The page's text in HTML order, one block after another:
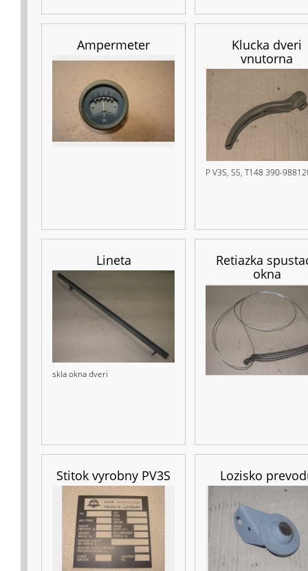
Ampermeter
Klucka dveri
vnutorna
P V3S, S5, T148 390-
Lineta
skla okna dveri
Retiazka
okna
Stitok vyrobny PV3S Lozisko